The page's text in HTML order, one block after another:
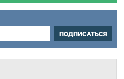
ПОДПИСАТЬСЯ